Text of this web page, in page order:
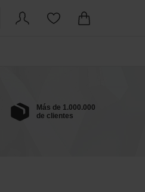
Más de 1.000.000
de clientes